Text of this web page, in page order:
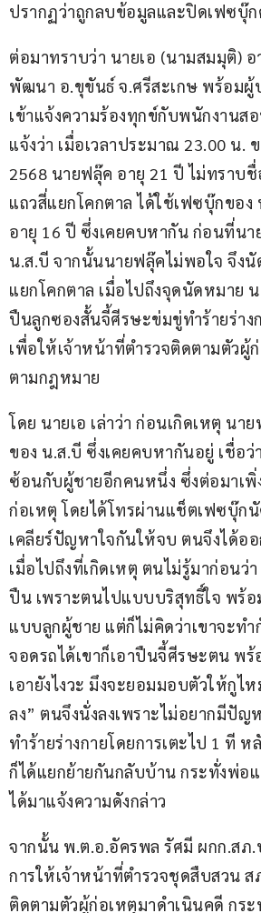
ปรากฏว่าถูกลบข้อมูลและปิดเฟซบุ๊ก
ต่อมาทราบว่า นายเอ (นามสมมุติ)
พัฒนา อ.ขุขันธ์ จ.ศรีสะเกษ พร้อมผู้
เข้าแจ้งความร้องทุกข์กับพนักงาน
แจ้งว่า เมื่อเวลาประมาณ 23.00 น.
2568 นายฟลุ๊ค อายุ 21 ปี ไม่ทราบ
แถวสี่แยกโคกตาล ได้ใช้เฟซบุ๊กขอ
อายุ 16 ปี ซึ่งเคยคบหากัน ก่อนที่น
น.ส.บี จากนั้นนายฟลุ๊คไม่พอใจ จึงนั
แยกโคกตาล เมื่อไปถึงจุดนัดหมาย
ปืนลูกซองสั้นจี้ศีรษะข่มขู่ทำร้ายร่าง
เพื่อให้เจ้าหน้าที่ตำรวจติดตามตัวผู้
ตามกฎหมาย
โดย นายเอ เล่าว่า ก่อนเกิดเหตุ นา
ของ น.ส.บี ซึ่งเคยคบหากันอยู่ เชื่อว่
ซ้อนกับผู้ชายอีกคนหนึ่ง ซึ่งต่อมาเพิ่
ก่อเหตุ โดยได้โทรผ่านแช็ตเฟซบุ๊ก
เคลียร์ปัญหาใจกันให้จบ ตนจึงได้อ
เมื่อไปถึงที่เกิดเหตุ ตนไม่รู้มาก่อนว่
ปืน เพราะตนไปแบบบริสุทธิ์ใจ พร้อ
แบบลูกผู้ชาย แต่ก็ไม่คิดว่าเขาจะท
จอดรถได้เขาก็เอาปืนจี้ศีรษะตน พ
เอายังไงวะ มึงจะยอมมอบตัวให้กูไ
ลง” ตนจึงนั่งลงเพราะไม่อยากมีปัญ
ทำร้ายร่างกายโดยการเตะไป 1 ที
ก็ได้แยกย้ายกันกลับบ้าน กระทั่งพ่อ
ได้มาแจ้งความดังกล่าว
จากนั้น พ.ต.อ.อัครพล รัศมี ผกก.สภ.
การให้เจ้าหน้าที่ตำรวจชุดสืบสวน
ติดตามตัวผู้ก่อเหตุมาดำเนินคดี กร